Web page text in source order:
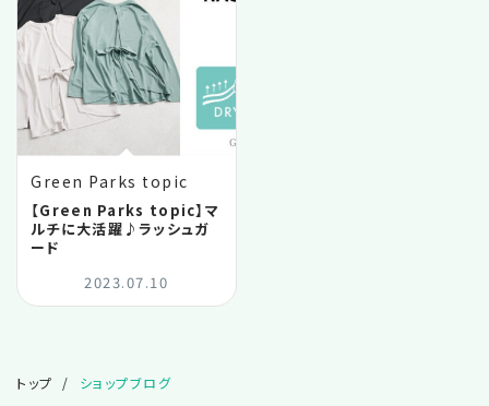
2025.06
2025.05
2025.04
Green Parks topic
【Green Parks topic】マ
ルチに大活躍♪ラッシュガ
ード
2023.07.10
トップ ショップブログ